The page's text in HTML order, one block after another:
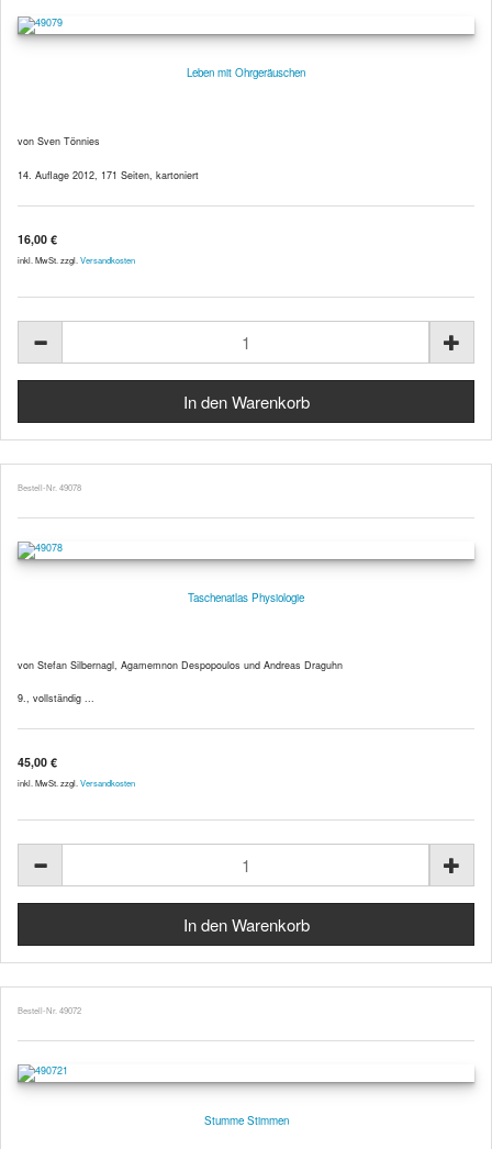
Leben mit Ohrgeräuschen
von Sven Tönnies
14. Auflage 2012, 171 Seiten, kartoniert
16,00 €
inkl. MwSt. zzgl. Versandkosten
Bestell-Nr. 49078
Taschenatlas Physiologie
von Stefan Silbernagl, Agamemnon Despopoulos und Andreas Draguhn
9., vollständig ...
45,00 €
inkl. MwSt. zzgl. Versandkosten
Bestell-Nr. 49072
Stumme Stimmen